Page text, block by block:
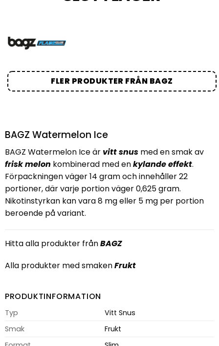
FLER PRODUKTER FRÅN BAGZ
BAGZ Watermelon Ice
BAGZ Watermelon Ice är vitt snusmed en smak av
friskmelon kombinerad med enkylandeeffekt.
Förpackningen väger 14 gram och innehåller 22
portioner, där varje portion väger 0,625 gram.
Nikotinstyrkan kan vara 8 mg eller 5 mg per portion
beroende på variant.
Hitta alla produkter frånBAGZ
Alla produkter med smakenFrukt
PRODUKTINFORMATION
Typ
Vitt Snus
Smak
Frukt